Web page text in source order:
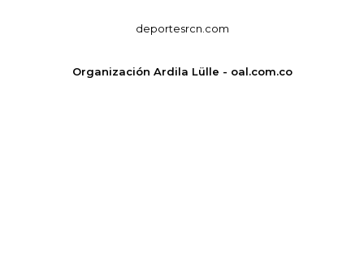
deportesrcn.com
Organización Ardila Lülle - oal.com.co